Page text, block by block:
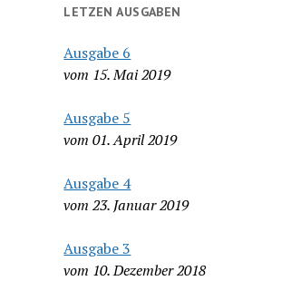
LETZEN AUSGABEN
Ausgabe 6
vom 15. Mai 2019
Ausgabe 5
vom 01. April 2019
Ausgabe 4
vom 23. Januar 2019
Ausgabe 3
vom 10. Dezember 2018